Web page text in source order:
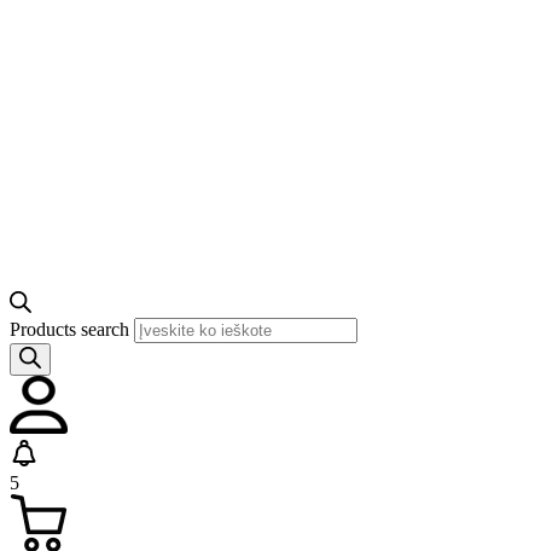
Products search
5